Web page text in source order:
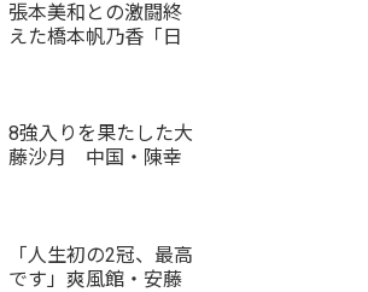
張本美和との激闘終
えた橋本帆乃香「日
ャンピオンズ横浜
2026＞
8強入りを果たした大
藤沙月 中国・陳幸
＜卓球・WTTチャン
ピオンズ横浜2026＞
「人生初の2冠、最高
です」爽風館・安藤